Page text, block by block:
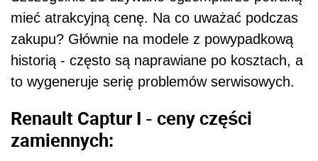
mieć atrakcyjną cenę. Na co uważać podczas
zakupu? Głównie na modele z powypadkową
historią - często są naprawiane po kosztach, a
to wygeneruje serię problemów serwisowych.
Renault Captur I - ceny części
zamiennych: